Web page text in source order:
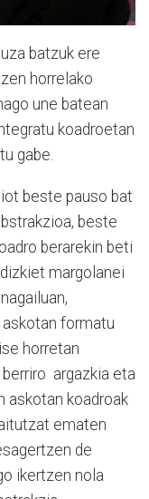
batzuk ere
horrelako
une batean
koadroetan
gabe.
beste pauso bat
beste
berarekin beti
margolanei
formatu
horretan
argazkia eta
askotan koadroak
ematen
de
ikertzen nola